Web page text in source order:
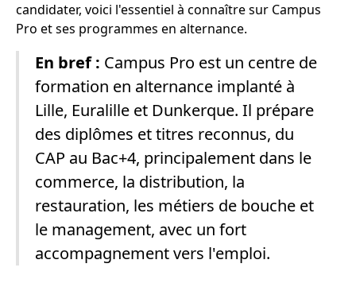
candidater, voici l'essentiel à connaître sur Campus
Pro et ses programmes en alternance.
En bref : Campus Pro est un centre de
formation en alternance implanté à
Lille, Euralille et Dunkerque. Il prépare
des diplômes et titres reconnus, du
CAP au Bac+4, principalement dans le
commerce, la distribution, la
restauration, les métiers de bouche et
le management, avec un fort
accompagnement vers l'emploi.